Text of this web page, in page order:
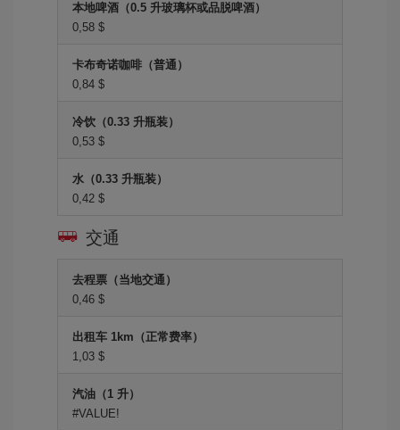
本地啤酒（0.5 升玻璃杯或品脱啤酒）
0,58 $
卡布奇诺咖啡（普通）
0,84 $
冷饮（0.33 升瓶装）
0,53 $
水（0.33 升瓶装）
0,42 $
交通
去程票（当地交通）
0,46 $
出租车 1km（正常费率）
1,03 $
汽油（1 升）
#VALUE!